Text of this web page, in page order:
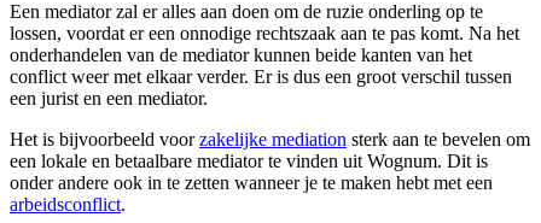
Een mediator zal er alles aan doen om de ruzie onderling op te
lossen, voordat er een onnodige rechtszaak aan te pas komt. Na het
onderhandelen van de mediator kunnen beide kanten van het
conflict weer met elkaar verder. Er is dus een groot verschil tussen
een jurist en een mediator.
Het is bijvoorbeeld voorzakelijke mediation sterk aan te bevelen om
een lokale en betaalbare mediator te vinden uit Wognum. Dit is
onder andere ook in te zetten wanneer je te maken hebt met een
arbeidsconflict.